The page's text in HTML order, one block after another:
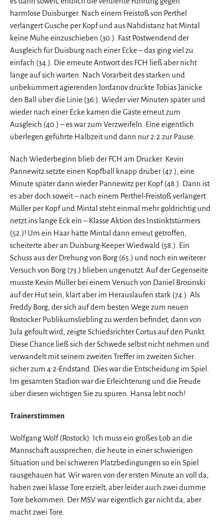
harmlose Duisburger. Nach einem Freistoß von Perthel
verlängert Gusche per Kopf und aus Nahdistanz hat Mintal
keine Mühe einzuschieben (30.). Fast Postwendend der
Ausgleich für Duisburg nach einer Ecke – das ging viel zu
einfach (34.). Die erneute Antwort des FCH ließ aber nicht
lange auf sich warten. Nach Vorarbeit des starken und
unbekümmert agierenden Jordanov drückte Tobias Jänicke
den Ball über die Linie (36.). Wieder vier Minuten später und
wieder nach einer Ecke kamen die Gäste erneut zum
Ausgleich (40.) – es war zum Verzweifeln. Eine eigentlich
überlegen geführte Halbzeit und dann nur 2:2 zur Pause.
Nach Wiederbeginn blieb der FCH am Drücker. Kevin
Pannewitz setzte einen Kopfball knapp drüber (47.), eine
Minute später dann wieder Pannewitz per Kopf (48.). Dann ist
es aber doch soweit – nach einem Perthel-Freistoß verlängert
Müller per Kopf und Mintal steht einmal mehr goldrichtig und
netzt ins lange Eck ein – Klasse Aktion des Instinktstürmers
(52.)! Um ein Haar hätte Mintal dann erneut getroffen,
scheiterte aber an Duisburg-Keeper Wiedwald (58.). Ein
Schuss aus der Drehung von Borg (65.) und noch ein weiterer
Versuch von Borg (73.) blieben ungenutzt. Auf der Gegenseite
musste Kevin Müller bei einem Versuch von Daniel Brosinski
auf der Hut sein, klärt aber im Herauslaufen stark (74.). Als
Freddy Borg, der sich auf dem besten Wege zum neuen
Rostocker Publikumsliebling zu werden befindet, dann von
Jula gefoult wird, zeigte Schiedsrichter Cortus auf den Punkt.
Diese Chance ließ sich der Schwede selbst nicht nehmen und
verwandelt mit seinem zweiten Treffer im zweiten Sicher
sicher zum 4:2-Endstand. Dies war die Entscheidung im Spiel.
Im gesamten Stadion war die Erleichterung und die Freude
über diesen wichtigen Sie zu spüren. Hansa lebt noch!
Trainerstimmen
Wolfgang Wolf (Rostock): Ich muss ein großes Lob an die
Mannschaft aussprechen, die heute in einer schwierigen
Situation und bei schweren Platzbedingungen so ein Spiel
rausgehauen hat. Wir waren von der ersten Minute an voll da,
haben zwei klasse Tore erzielt, aber leider auch zwei dumme
Tore bekommen. Der MSV war eigentlich gar nicht da, aber
macht zwei Tore.